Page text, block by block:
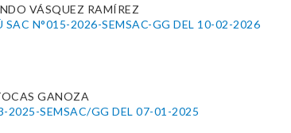
VÁSQUEZ RAMÍREZ
N°015-2026-SEMSAC-GG DEL 10-02-2026
GANOZA
2025-SEMSAC/GG DEL 07-01-2025